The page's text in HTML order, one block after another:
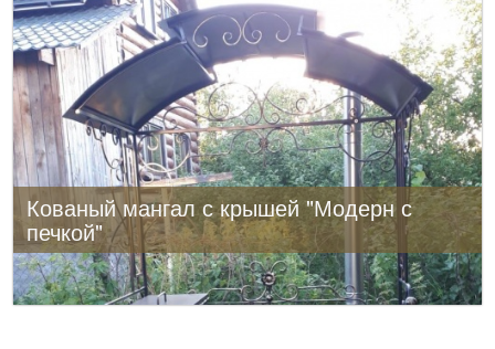
Кованый мангал с крышей "Модерн с
печкой"